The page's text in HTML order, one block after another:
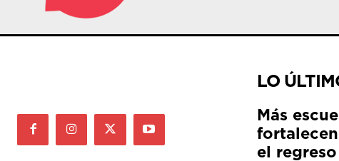
LO
Más
el